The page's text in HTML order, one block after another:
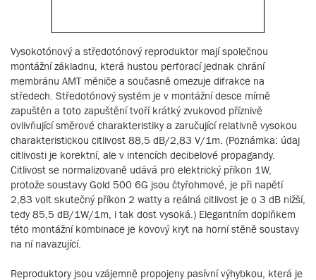
Vysokotónový a středotónový reproduktor mají společnou
montážní základnu, která hustou perforací jednak chrání
membránu AMT měniče a současně omezuje difrakce na
středech. Středotónový systém je v montážní desce mírně
zapuštěn a toto zapuštění tvoří krátký zvukovod příznivě
ovlivňující směrové charakteristiky a zaručující relativně vysokou
charakteristickou citlivost 88,5 dB/2,83 V/1m. (Poznámka: údaj
citlivosti je korektní, ale v intencích decibelové propagandy.
Citlivost se normalizovaně udává pro elektrický příkon 1W,
protože soustavy Gold 500 6G jsou čtyřohmové, je při napětí
2,83 volt skutečný příkon 2 watty a reálná citlivost je o 3 dB nižší,
tedy 85,5 dB/1W/1m, i tak dost vysoká.) Elegantním doplňkem
této montážní kombinace je kovový kryt na horní stěně soustavy
na ní navazující.
Reproduktory jsou vzájemně propojeny pasívní výhybkou, která je